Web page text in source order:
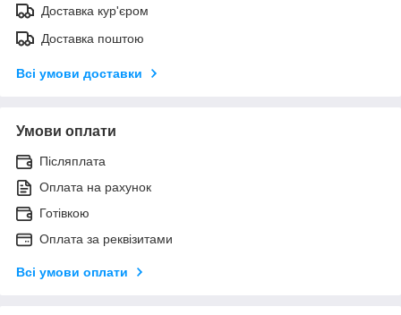
Доставка кур'єром
Доставка поштою
Всі умови доставки
Умови оплати
Післяплата
Оплата на рахунок
Готівкою
Оплата за реквізитами
Всі умови оплати